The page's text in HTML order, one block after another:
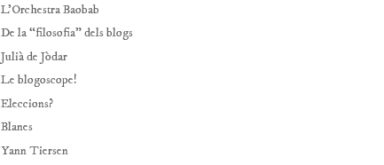
L'Orchestra Baobab
De la “filosofia” dels blogs
Julià de Jòdar
Le blogoscope!
Eleccions?
Blanes
Yann Tiersen